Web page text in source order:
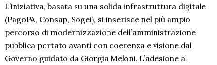
L’iniziativa, basata su una solida infrastruttura digitale
(PagoPA, Consap, Sogei), si inserisce nel più ampio
percorso di modernizzazione dell’amministrazione
pubblica portato avanti con coerenza e visione dal
Governo guidato da Giorgia Meloni. L’adesione al